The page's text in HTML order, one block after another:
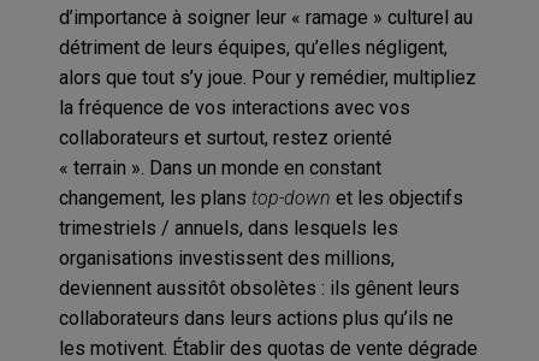
d’importance à soigner leur « ramage » culturel au
détriment de leurs équipes, qu’elles négligent,
alors que tout s’y joue. Pour y remédier, multipliez
la fréquence de vos interactions avec vos
collaborateurs et surtout, restez orienté
« terrain ». Dans un monde en constant
changement, les plans top-down et les objectifs
trimestriels / annuels, dans lesquels les
organisations investissent des millions,
deviennent aussitôt obsolètes : ils gênent leurs
collaborateurs dans leurs actions plus qu’ils ne
les motivent. Établir des quotas de vente dégrade